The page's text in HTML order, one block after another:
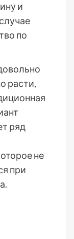
и
по
расти,
ряд
не
при